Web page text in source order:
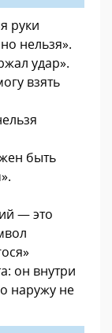
руки
нельзя».
удар».
взять
быть
— это
он внутри
наружу не